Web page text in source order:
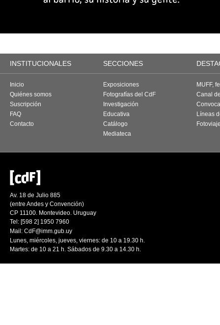
INSTITUCIONALES SECCIONES
Inicio
Quiénes somos
Suscripción
FAQ
Contacto
Exposiciones
Fotografías del CdF
Investigación
Educativa
Catálogo
Mediateca
MUFF,
Canal
Líneas
Av. 18 de Julio 885
(entre Andes y Convención)
CP 11100. Montevideo. Uruguay
Tel: [598 2] 1950 7960
Mail: CdF@imm.gub.uy
Lunes, miércoles, jueves, viernes: de 10 a 19.30 h.
Martes: de 10 a 21 h. Sábados de 9.30 a 14.30 h.